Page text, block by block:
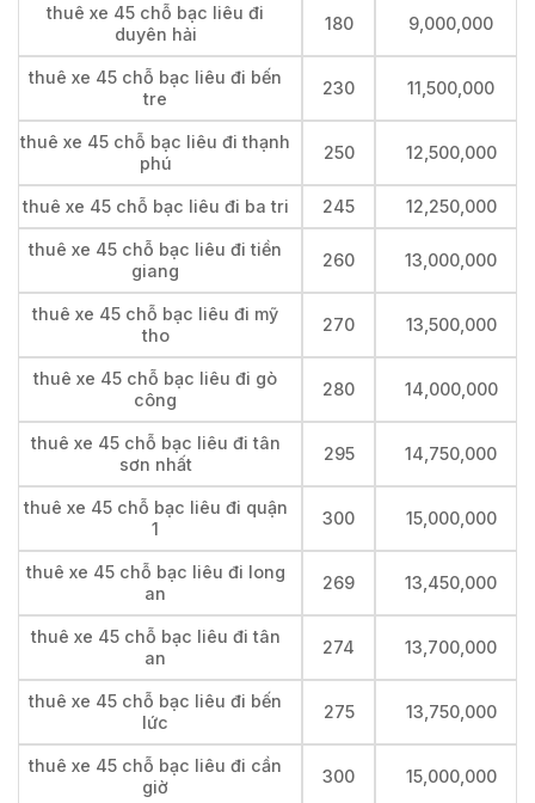
thuê xe 45 chỗ bạc liêu đi
duyên hải
180 9,000,000
thuê xe 45 chỗ bạc liêu đi bến
tre
230 11,500,000
thuê xe 45 chỗ bạc liêu đi thạnh
phú
250 12,500,000
thuê xe 45 chỗ bạc liêu đi ba tri 245 12,250,000
thuê xe 45 chỗ bạc liêu đi tiền
giang
260 13,000,000
thuê xe 45 chỗ bạc liêu đi mỹ
tho
270 13,500,000
thuê xe 45 chỗ bạc liêu đi gò
công
280 14,000,000
thuê xe 45 chỗ bạc liêu đi tân
sơn nhất
295 14,750,000
thuê xe 45 chỗ bạc liêu đi quận
1
300 15,000,000
thuê xe 45 chỗ bạc liêu đi long
an
269 13,450,000
thuê xe 45 chỗ bạc liêu đi tân
an
274 13,700,000
thuê xe 45 chỗ bạc liêu đi bến
lức
275 13,750,000
thuê xe 45 chỗ bạc liêu đi cần
giờ
300 15,000,000